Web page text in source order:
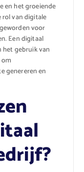
en het groeiende
rol van digitale
voor
Een digitaal
het gebruik van
genereren en